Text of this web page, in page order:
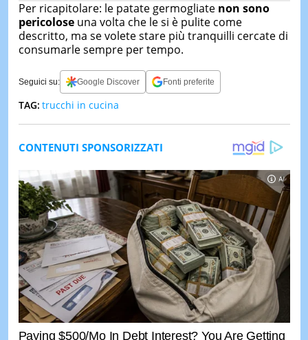
Per ricapitolare: le patate germogliate non sono
pericoloseuna volta che le si è pulite come
descritto, ma se volete stare più tranquilli cercate di
consumarle sempre per tempo.
Seguici su: Google Discover Fonti preferite
TAG: trucchi in cucina